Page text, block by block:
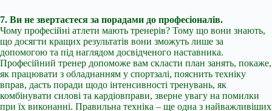
7. Ви не звертаєтеся за порадами до професіоналів.
Чому професійні атлети мають тренерів? Тому що вони знають,
що досягти кращих результатів вони зможуть лише за
допомогою та під наглядом досвідченого наставника.
Професійний тренер допоможе вам скласти план занять, покаже,
як працювати з обладнанням у спортзалі, пояснить техніку
вправ, дасть поради щодо інтенсивності тренувань, як
комбінувати силові та кардіовправи, зверне увагу на помилки
при їх виконанні. Правильна техніка – ще одна з найважливіших